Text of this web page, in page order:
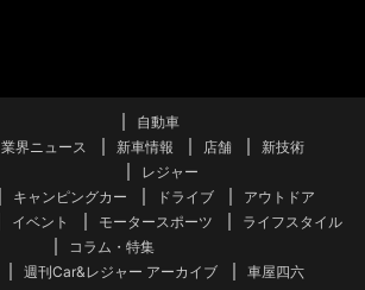
自動車
業界ニュース
新車情報 店舗
新技術
レジャー
キャンピングカー
ドライブ
アウトドア
イベント モータースポーツ
ライフスタイル
コラム・特集
週刊Car&レジャー アーカイブ 車屋四六